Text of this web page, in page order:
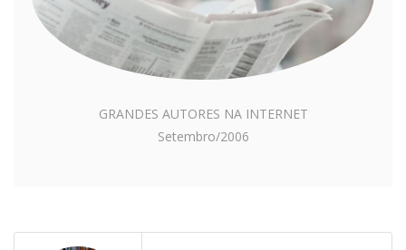
GRANDES AUTORES NA INTERNET
Setembro/2006